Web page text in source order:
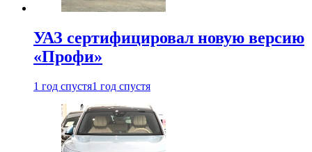
УАЗ сертифицировал новую версию
«Профи»
1 год спустя1 год спустя